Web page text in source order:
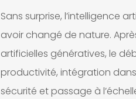
Sans surprise, l’intelligence
avoir changé de nature.
artificielles génératives, le
productivité, intégration
sécurité et passage à